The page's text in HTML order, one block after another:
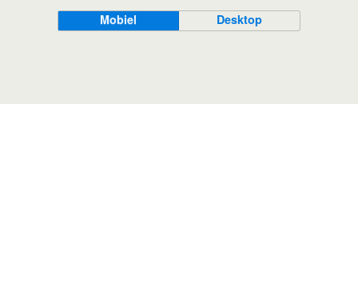
Mobiel Desktop